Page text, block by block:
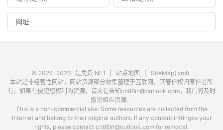
© 2024-2026 是免费.NET 站点地图
SiteMap(.xml)
本站是非经营性网站，网站资源部分收集整理于互联网，其著作权归原作者所
有，如果有侵犯您权利的资源，请来信告知cn88in@outlook.com，我们将及时
撤销相应资源。
This is a non-commercial site. Some resources are collected from the
Internet and belong to their original authors. If any content infringes your
rights, please contact cn88in@outlook.com for removal.